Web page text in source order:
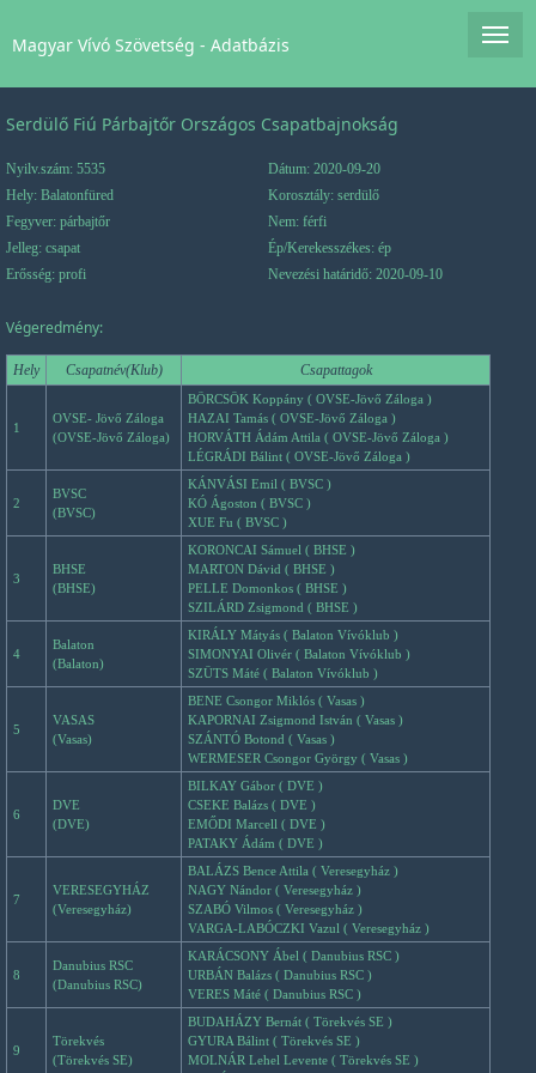
Magyar Vívó Szövetség - Adatbázis
Serdülő Fiú Párbajtőr Országos Csapatbajnokság
Nyilv.szám: 5535
Dátum: 2020-09-20
Hely: Balatonfüred
Korosztály: serdülő
Fegyver: párbajtőr
Nem: férfi
Jelleg: csapat
Ép/Kerekesszékes: ép
Erősség: profi
Nevezési határidő: 2020-09-10
Végeredmény:
Hely Csapatnév(Klub) Csapattagok
1
OVSE- Jövő Záloga
(OVSE-Jövő Záloga)
BÖRCSÖK Koppány ( OVSE-Jövő Záloga )
HAZAI Tamás ( OVSE-Jövő Záloga )
HORVÁTH Ádám Attila ( OVSE-Jövő Záloga )
LÉGRÁDI Bálint ( OVSE-Jövő Záloga )
2
BVSC
(BVSC)
KÁNVÁSI Emil ( BVSC )
KÓ Ágoston ( BVSC )
XUE Fu ( BVSC )
3
BHSE
(BHSE)
KORONCAI Sámuel ( BHSE )
MARTON Dávid ( BHSE )
PELLE Domonkos ( BHSE )
SZILÁRD Zsigmond ( BHSE )
4
Balaton
(Balaton)
KIRÁLY Mátyás ( Balaton Vívóklub )
SIMONYAI Olivér ( Balaton Vívóklub )
SZÜTS Máté ( Balaton Vívóklub )
5
VASAS
(Vasas)
BENE Csongor Miklós ( Vasas )
KAPORNAI Zsigmond István ( Vasas )
SZÁNTÓ Botond ( Vasas )
WERMESER Csongor György ( Vasas )
6
DVE
(DVE)
BILKAY Gábor ( DVE )
CSEKE Balázs ( DVE )
EMŐDI Marcell ( DVE )
PATAKY Ádám ( DVE )
7
VERESEGYHÁZ
(Veresegyház)
BALÁZS Bence Attila ( Veresegyház )
NAGY Nándor ( Veresegyház )
SZABÓ Vilmos ( Veresegyház )
VARGA-LABÓCZKI Vazul ( Veresegyház )
8
Danubius RSC
(Danubius RSC)
KARÁCSONY Ábel ( Danubius RSC )
URBÁN Balázs ( Danubius RSC )
VERES Máté ( Danubius RSC )
9
Törekvés
(Törekvés SE)
BUDAHÁZY Bernát ( Törekvés SE )
GYURA Bálint ( Törekvés SE )
MOLNÁR Lehel Levente ( Törekvés SE )